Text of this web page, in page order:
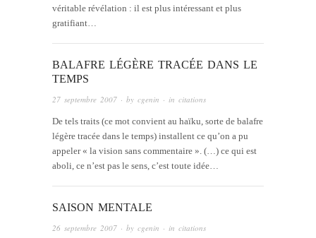
véritable révélation : il est plus intéressant et plus
gratifiant…
BALAFRE LÉGÈRE TRACÉE DANS LE
TEMPS
27 septembre 2007 · by cgenin · in citations
De tels traits (ce mot convient au haïku, sorte de balafre
légère tracée dans le temps) installent ce qu’on a pu
appeler « la vision sans commentaire ». (…) ce qui est
aboli, ce n’est pas le sens, c’est toute idée…
SAISON MENTALE
26 septembre 2007 · by cgenin · in citations